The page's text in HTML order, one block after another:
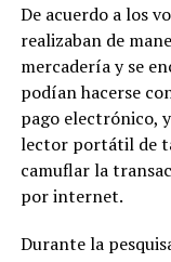
De acuerdo a los
realizaban de
mercadería y se
podían hacerse
pago electrónico,
lector portátil de
camuflar la
por internet.
Durante la